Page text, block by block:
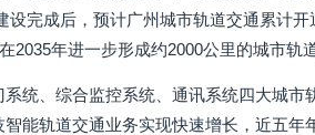
完成后，预计广州城市轨道交通累计
年进一步形成约2000公里的城市轨
统、综合监控系统、通讯系统四大城市
能轨道交通业务实现快速增长，近五